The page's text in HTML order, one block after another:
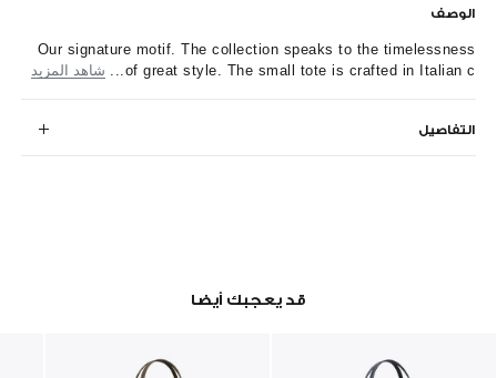
الوصف
Our signature motif. The collection speaks to the timelessness
of great style. The small tote is crafted in Italian c...
شاهد المزيد
التفاصيل
قد يعجبك أيضا